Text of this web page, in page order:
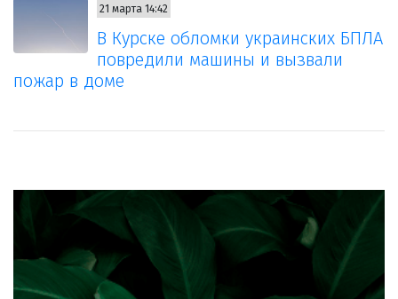
21 марта 14:42
В Курске обломки украинских БПЛА
повредили машины и вызвали
пожар в доме